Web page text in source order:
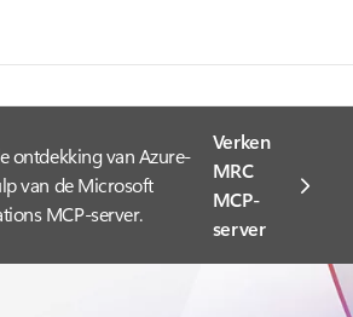
ontdekking van Azure-
van de Microsoft
MCP-server.
Verken
MRC
MCP-
server